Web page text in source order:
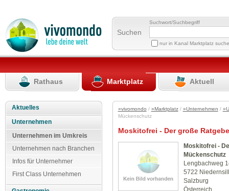
Suchen
Suchwort/Suchbegriff
nur in Kanal Marktplatz
Rathaus Marktplatz Aktuell
Aktuelles
Unternehmen
Unternehmen im Umkreis
Unternehmen nach Branchen
Infos für Unternehmer
First Class Unternehmen
»vivomondo / »Marktplatz/ »Unternehmen /
Mückenschutz
Moskitofrei - Der große
Moskitofrei -
Mückenschutz
Lengbachweg
5722 Niedernsill
Salzburg
Österreich